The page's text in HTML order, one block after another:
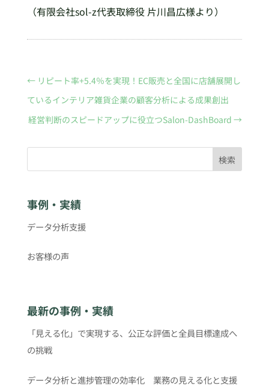
（有限会社sol-z代表取締役 片川昌広様より）
← リピート率+5.4％を実現！EC販売と全国に店舗展開し
ているインテリア雑貨企業の顧客分析による成果創出
経営判断のスピードアップに役立つSalon-DashBoard →
検索
事例・実績
データ分析支援
お客様の声
最新の事例・実績
「見える化」で実現する、公正な評価と全員目標達成へ
の挑戦
データ分析と進捗管理の効率化 業務の見える化と支援